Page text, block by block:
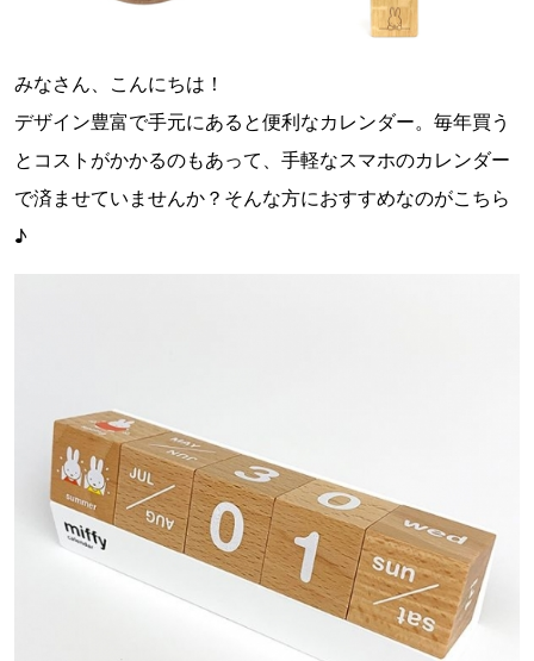
みなさん、こんにちは！
デザイン豊富で手元にあると便利なカレンダー。毎年買う
とコストがかかるのもあって、手軽なスマホのカレンダー
で済ませていませんか？そんな方におすすめなのがこちら
♪